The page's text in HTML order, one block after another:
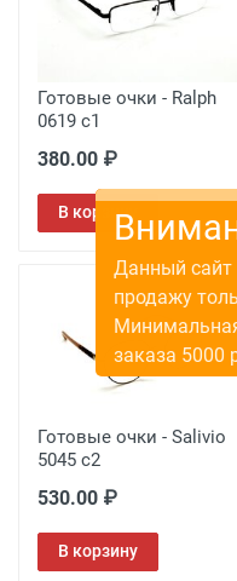
Готовые очки - Ralph
0619 c1
380.00 ₽
В корзину
Готовые очки - Salivio
5045 c2
530.00 ₽
В корзину
Данный сайт
продажу
заказа 5000